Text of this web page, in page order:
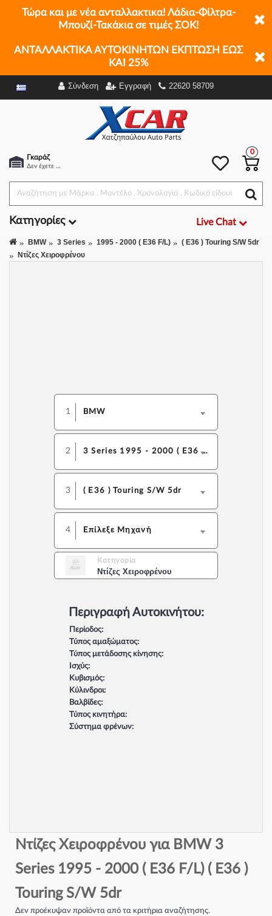
Τώρα και με νέα ανταλλακτικα! Λάδια-Φίλτρα-
Μπουζί-Τακάκια σε τιμές ΣΟΚ!
ΑΝΤΑΛΛΑΚΤΙΚΑ ΑΥΤΟΚΙΝΗΤΩΝ ΕΚΠΤΩΣΗ ΕΩΣ
ΚΑΙ 25%
Σύνδεση Εγγραφή 22620 58709
Γκαράζ
Δεν έχετε επιλέξει αμάξι.
0
Κατηγορίες Live Chat
BMW 3 Series 1995 - 2000 ( E36 F/L)
( E36 ) Touring S/W 5dr
Ντίζες Χειροφρένου
1 BMW
2 3 Series 1995 - 2000 ( E36 F/L)
3 ( E36 ) Touring S/W 5dr
4 Επίλεξε Μηχανή
Κατηγορία
Ντίζες Χειροφρένου
Περιγραφή Αυτοκινήτου:
Περίοδος:
Τύπος αμαξώματος:
Τύπος μετάδοσης κίνησης:
Ισχύς:
Κυβισμός:
Κύλινδροι:
Βαλβίδες:
Τύπος κινητήρα:
Σύστημα φρένων:
Φίλτρα
Ντίζες Χειροφρένου για BMW 3
Series 1995 - 2000 ( E36 F/L) ( E36 )
Touring S/W 5dr
Δεν προέκυψαν προϊόντα από τα κριτήρια αναζήτησης.